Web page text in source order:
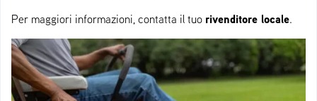
Per maggiori informazioni, contatta il tuo rivenditore locale.